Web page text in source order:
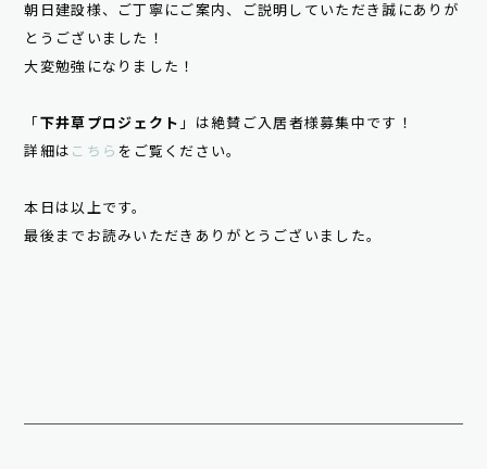
朝日建設様、ご丁寧にご案内、ご説明していただき誠にありが
とうございました！
大変勉強になりました！
「 下井草プロジェクト 」は絶賛ご入居者様募集中です！
詳細は こちら をご覧ください。
本日は以上です。
最後までお読みいただきありがとうございました。